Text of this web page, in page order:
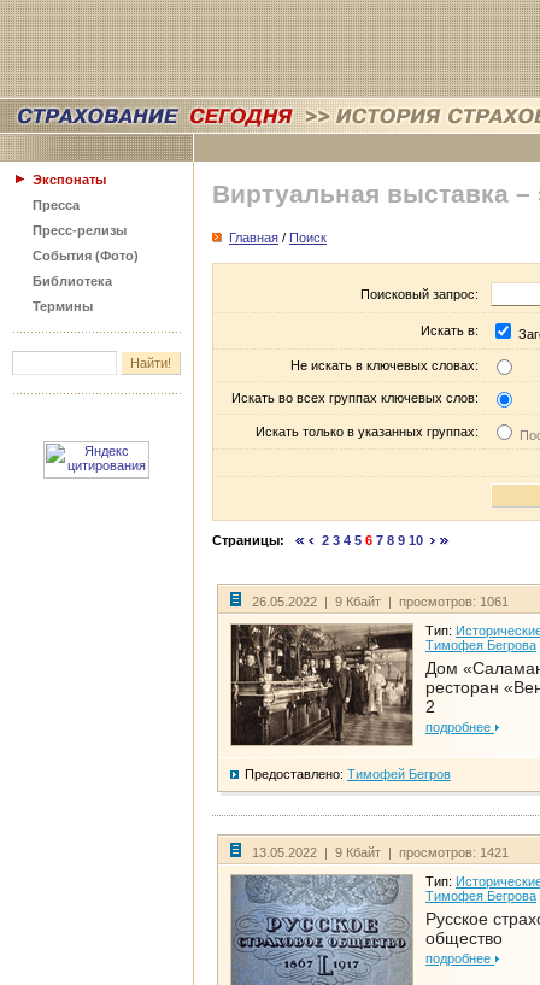
Экспонаты
Пресса
Пресс-релизы
События (Фото)
Библиотека
Термины
Виртуальная выставка –
Главная / Поиск
Поисковый запрос:
Искать в:
Не искать в ключевых словах:
Искать во всех группах ключевых слов:
Искать только в указанных группах:
Страницы: 2 3 4 5 6 7 8 9 10
26.05.2022 | 9 Кбайт | просмотров: 1061
Тип:
Тимофея Бегрова
Дом
ресторан
2
подробнее
Предоставлено: Тимофей Бегров
13.05.2022 | 9 Кбайт | просмотров: 1421
Тип:
Тимофея Бегрова
Русское
общество
подробнее